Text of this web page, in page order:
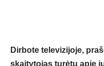
Dirbote televizijoje,
skaitytojas turėtų apie